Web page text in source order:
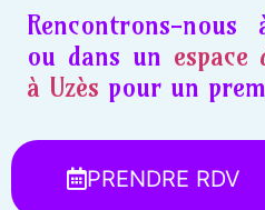
Rencontrons-
ou dans un
à Uzès pour un
PRENDRE RDV